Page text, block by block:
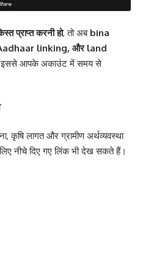
प्राप्त करनी हो, तो अब bina
linking, और land
आपके अकाउंट में समय से
कृषि लागत और ग्रामीण अर्थव्यवस्था
नीचे दिए गए लिंक भी देख सकते हैं।